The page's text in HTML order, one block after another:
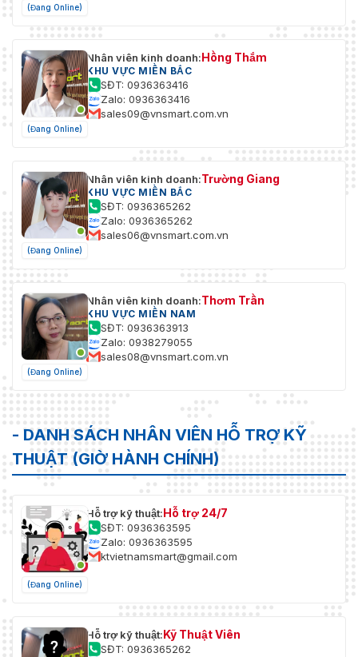
(Đang Online)
(Đang Online)
Nhân viên kinh doanh:Hồng Thắm
KHU VỰC MIỀN BẮC
SĐT: 0936363416
Zalo: 0936363416
sales09@vnsmart.com.vn
(Đang Online)
Nhân viên kinh doanh:Trường Giang
KHU VỰC MIỀN BẮC
SĐT: 0936365262
Zalo: 0936365262
sales06@vnsmart.com.vn
(Đang Online)
Nhân viên kinh doanh:Thơm Trần
KHU VỰC MIỀN NAM
SĐT: 0936363913
Zalo: 0938279055
sales08@vnsmart.com.vn
- DANH SÁCH NHÂN VIÊN HỖ TRỢ KỸ
THUẬT (GIỜ HÀNH CHÍNH)
(Đang Online)
Hỗ trợ kỹ thuật:Hỗ trợ 24/7
SĐT: 0936363595
Zalo: 0936363595
ktvietnamsmart@gmail.com
Hỗ trợ kỹ thuật:Kỹ Thuật Viên
SĐT: 0936365262